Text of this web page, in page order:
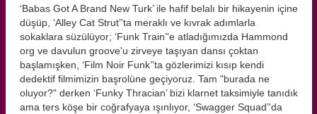
‘Babas Got A Brand New Turk’ ile hafif belalı bir hikayenin içine
düşüp, ‘Alley Cat Strut’'ta meraklı ve kıvrak adımlarla
sokaklara süzülüyor; ‘Funk Train’'e atladığımızda Hammond
org ve davulun groove'u zirveye taşıyan dansı çoktan
başlamışken, ‘Film Noir Funk’'ta gözlerimizi kısıp kendi
dedektif filmimizin başrolüne geçiyoruz. Tam "burada ne
oluyor?" derken ‘Funky Thracian’ bizi klarnet taksimiyle tanıdık
ama ters köşe bir coğrafyaya ışınlıyor, ‘Swagger Squad’'da